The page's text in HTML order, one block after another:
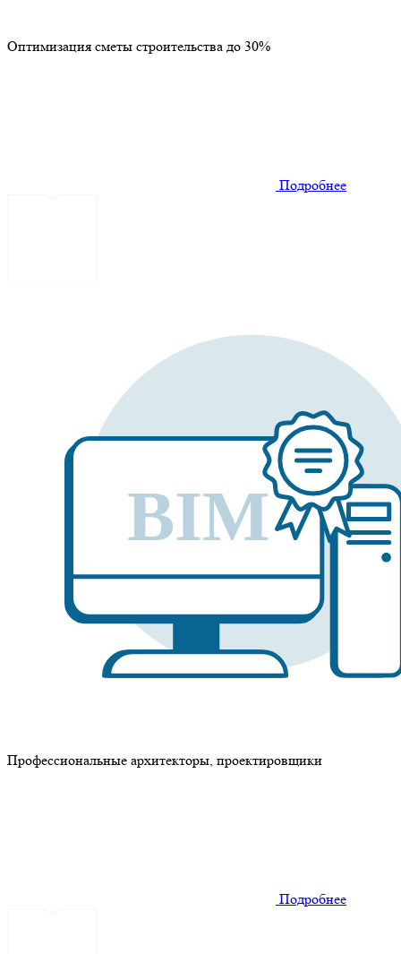
Оптимизация сметы строительства до 30%
Подробнее
Профессиональные архитекторы, проектировщики
Подробнее